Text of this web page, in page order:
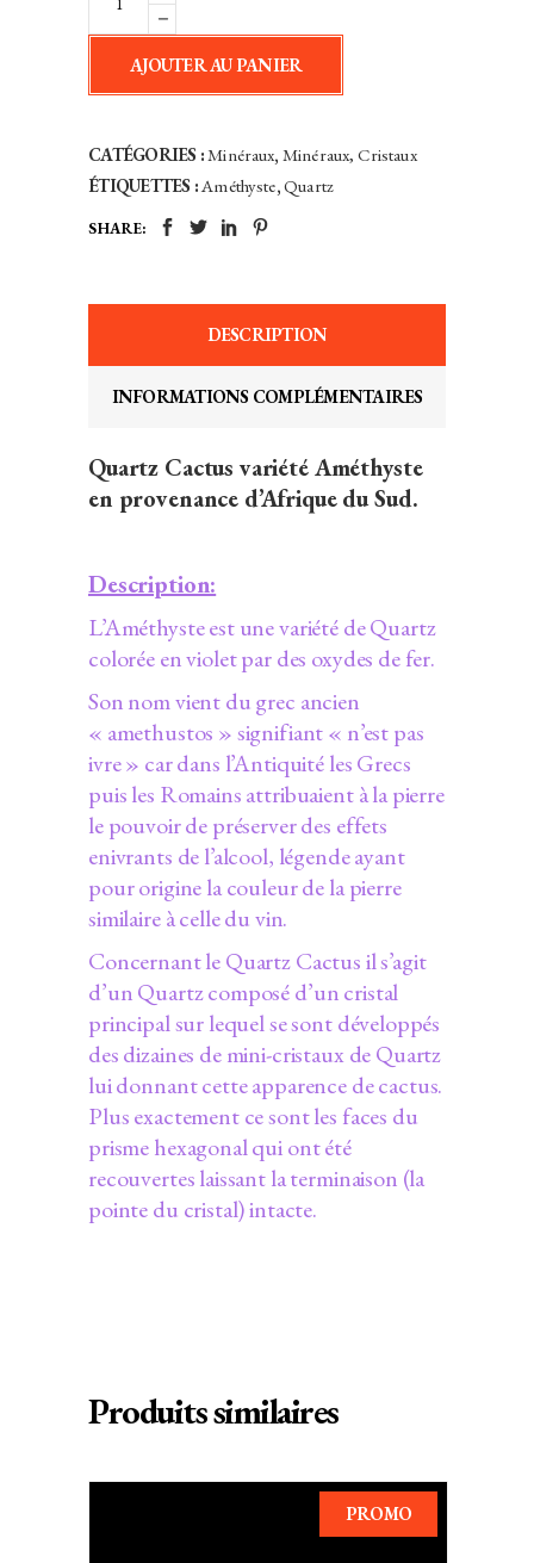
Sud
quantity
AJOUTER AU PANIER
CATÉGORIES :Minéraux, Minéraux, Cristaux
ÉTIQUETTES :Améthyste,Quartz
SHARE:
DESCRIPTION
INFORMATIONS COMPLÉMENTAIRES
Quartz Cactus variété Améthyste
en provenance d’Afrique du Sud.
Description:
L’Améthyste est une variété de Quartz
colorée en violet par des oxydes de fer.
Son nom vient du grec ancien
« amethustos » signifiant « n’est pas
ivre » car dans l’Antiquité les Grecs
puis les Romains attribuaient à la pierre
le pouvoir de préserver des effets
enivrants de l’alcool, légende ayant
pour origine la couleur de la pierre
similaire à celle du vin.
Concernant le Quartz Cactus il s’agit
d’un Quartz composé d’un cristal
principal sur lequel se sont développés
des dizaines de mini-cristaux de Quartz
lui donnant cette apparence de cactus.
Plus exactement ce sont les faces du
prisme hexagonal qui ont été
recouvertes laissant la terminaison (la
pointe du cristal) intacte.
Produits similaires
PROMO